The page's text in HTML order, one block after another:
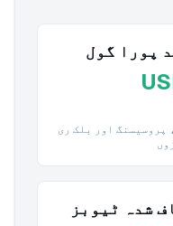
پورا گول
پروسیسنگ اور بلک ری